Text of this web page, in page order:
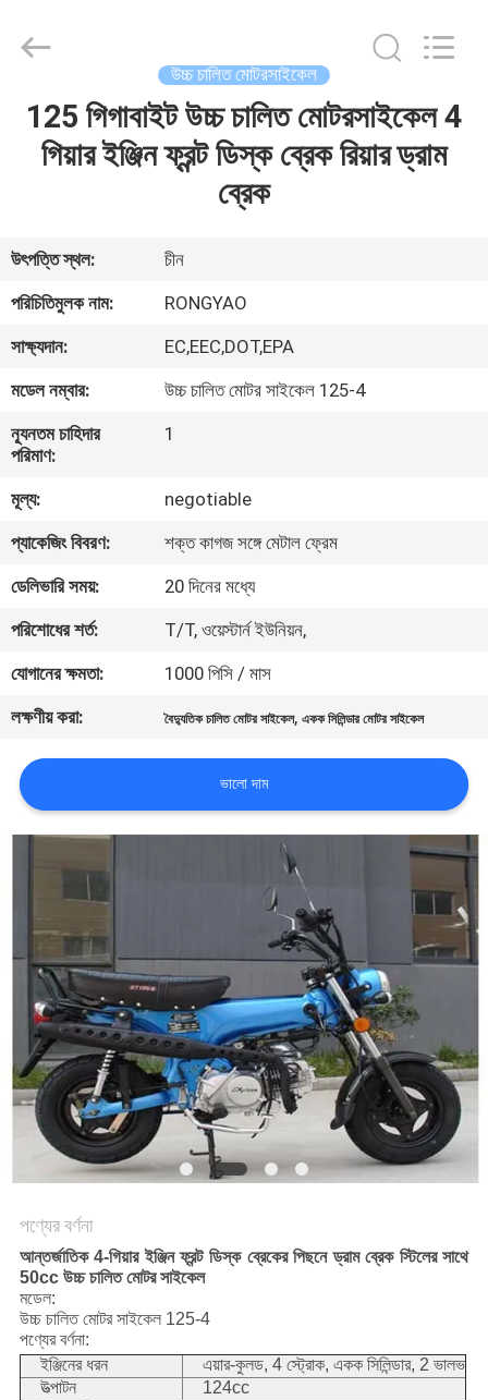
বাড়ি
আমাদের
সম্পর্কে
কারখানা
ভ্রমণ
নিয়ন্ত্রণ
যোগাযোগ
করুন
উদ্ধৃতির
জন্য
আবেদন
সাইট
ম্যাপ
গোপনীয়তা
নীতি
Vehicle
Co.,Ltd.
উচ্চ চালিত মোটরসাইকেল
125 গিগাবাইট উচ্চ চালিত মোটরসাইকেল 4
গিয়ার ইঞ্জিন ফ্রন্ট ডিস্ক ব্রেক রিয়ার ড্রাম
ব্রেক
উৎপত্তি স্থল:
চীন
পরিচিতিমুলক নাম:
RONGYAO
সাক্ষ্যদান:
EC,EEC,DOT,EPA
মডেল নম্বার:
উচ্চ চালিত মোটর সাইকেল 125-4
ন্যূনতম চাহিদার
পরিমাণ:
1
মূল্য:
negotiable
প্যাকেজিং বিবরণ:
শক্ত কাগজ সঙ্গে মেটাল ফ্রেম
ডেলিভারি সময়:
20 দিনের মধ্যে
পরিশোধের শর্ত:
T/T, ওয়েস্টার্ন ইউনিয়ন,
যোগানের ক্ষমতা:
1000 পিসি / মাস
লক্ষণীয় করা:
বৈদ্যুতিক চালিত মোটর সাইকেল,একক সিলিন্ডার মোটর সাইকেল
ভালো দাম
পণ্যের বর্ণনা
আন্তর্জাতিক 4-গিয়ার ইঞ্জিন ফ্রন্ট ডিস্ক ব্রেকের পিছনে ড্রাম ব্রেক স্টিলের সাথে
50cc উচ্চ চালিত মোটর সাইকেল
মডেল:
উচ্চ চালিত মোটর সাইকেল 125-4
পণ্যের বর্ণনা:
ইঞ্জিনের ধরন
এয়ার-কুলড, 4 স্ট্রোক, একক সিলিন্ডার, 2 ভালভ
উত্পাটন
124cc